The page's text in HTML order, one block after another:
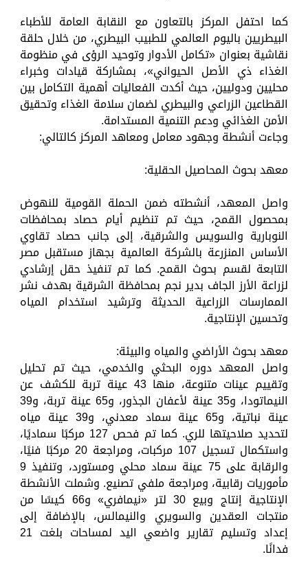
كما احتفل المركز بالتعاون مع النقابة العامة للأطباء
البيطريين باليوم العالمي للطبيب البيطري، من خلال حلقة
نقاشية بعنوان «تكامل الأدوار وتوحيد الرؤى في منظومة
الغذاء ذي الأصل الحيواني»، بمشاركة قيادات وخبراء
محليين ودوليين، حيث أكدت الفعاليات أهمية التكامل بين
القطاعين الزراعي والبيطري لضمان سلامة الغذاء وتحقيق
الأمن الغذائي ودعم التنمية المستدامة.
وجاءت أنشطة وجهود معامل ومعاهد المركز كالتالي:
معهد بحوث المحاصيل الحقلية:
واصل المعهد، أنشطته ضمن الحملة القومية للنهوض
بمحصول القمح، حيث تم تنظيم أيام حصاد بمحافظات
النوبارية والسويس والشرقية، إلى جانب حصاد تقاوي
الأساس المنزرعة بالشركة العالمية بجهاز مستقبل مصر
التابعة لقسم بحوث القمح. كما تم تنفيذ حقل إرشادي
لزراعة الأرز الجاف بدير نجم بمحافظة الشرقية بهدف نشر
الممارسات الزراعية الحديثة وترشيد استخدام المياه
وتحسين الإنتاجية.
معهد بحوث الأراضي والمياه والبيئة:
واصل المعهد دوره البحثي والخدمي، حيث تم تحليل
وتقييم عينات متنوعة، منها 43 عينة تربة للكشف عن
النيماتودا، و35 عينة لأعفان الجذور، و65 عينة تربة، و39
عينة نباتية، و65 عينة سماد معدني، و39 عينة مياه
لتحديد صلاحيتها للري. كما تم فحص 127 مركبًا سماديًا،
واستكمال تسجيل 107 مركبات، ومراجعة 20 مركبًا فنيًا،
والرقابة على 75 عينة سماد محلي ومستورد، وتنفيذ 9
مأموريات رقابية، ومراجعة ملفي تصنيع. وشملت الأنشطة
الإنتاجية إنتاج وبيع 30 لتر «نيمافري» و66 كيسًا من
منتجات العقدين والسويري والنيمالس، بالإضافة إلى
إعداد وتسليم تقارير واضعي اليد لمساحات بلغت 21
فدانًا.